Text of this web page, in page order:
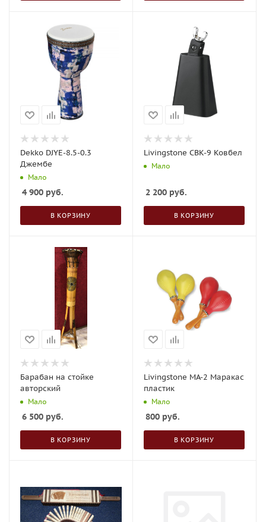
Dekko DJYE-8.5-0.3
Джембе
Мало
4 900 руб.
В КОРЗИНУ
Livingstone CBK-9 Ковбел
Мало
2 200 руб.
В КОРЗИНУ
Барабан на стойке
авторский
Мало
6 500 руб.
В КОРЗИНУ
Livingstone МА-2 Маракас
пластик
Мало
800 руб.
В КОРЗИНУ